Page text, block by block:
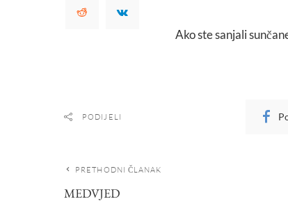
Ako ste sanjali
PODIJELI
PRETHODNI ČLANAK
MEDVJED